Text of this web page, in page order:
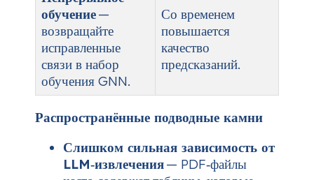
обучение—
возвращайте
исправленные
связи в набор
обучения GNN.
Со временем
повышается
качество
предсказаний.
Распространённые подводные камни
Слишком сильная зависимость от
LLM‑извлечения— PDF‑файлы